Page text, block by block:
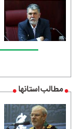
مطالب استانها